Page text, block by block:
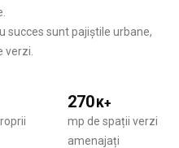
succes sunt pajiștile urbane,
verzi.
270K+
mp de spații verzi
amenajați